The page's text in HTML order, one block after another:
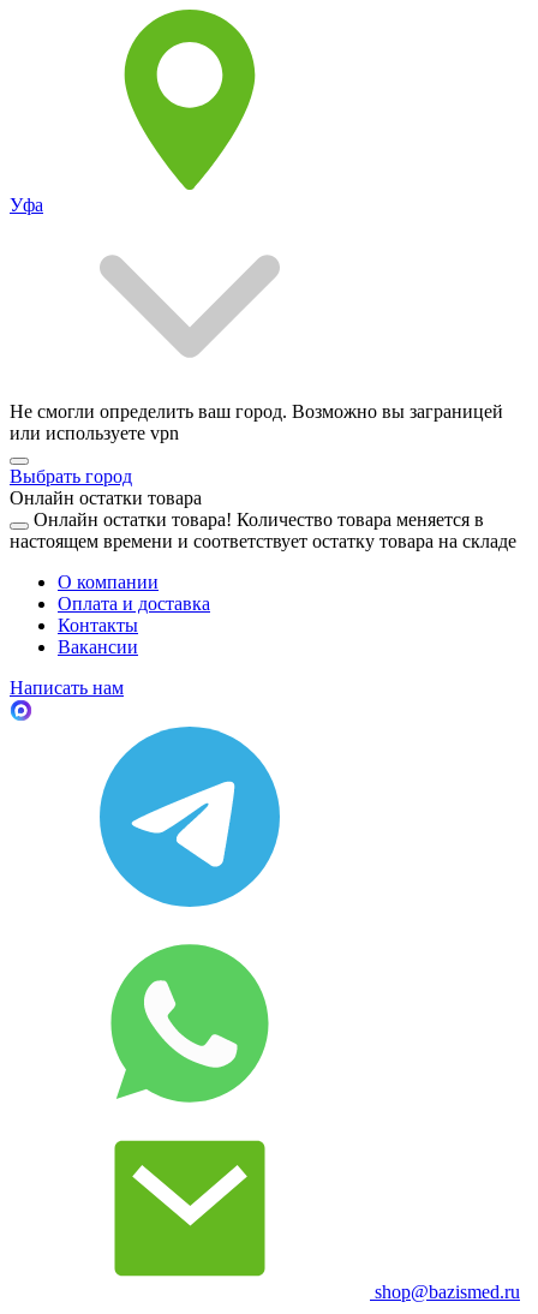
Уфа
Не смогли определить ваш город. Возможно вы заграницей
или используете vpn
Выбрать город
Онлайн остатки товара
Онлайн остатки товара! Количество товара меняется в
настоящем времени и соответствует остатку товара на складе
О компании
Оплата и доставка
Контакты
Вакансии
Написать нам
shop@bazismed.ru